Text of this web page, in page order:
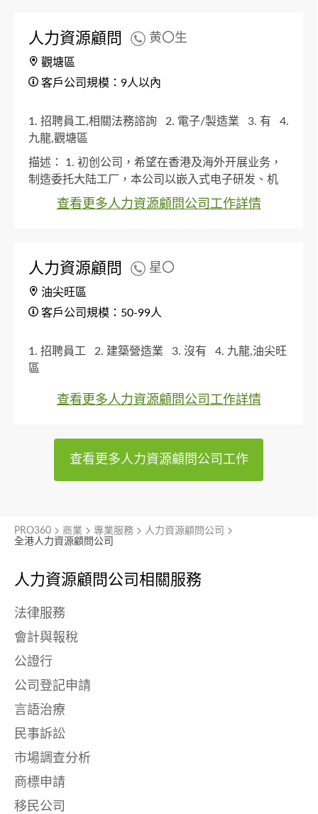
人力資源顧問 黄〇生
觀塘區
客戶公司規模：9人以內
1. 招聘員工,相關法務諮詢 2. 電子/製造業 3. 有
4.
九龍,觀塘區
描述： 1. 初创公司，希望在香港及海外开展业务，
制造委托大陆工厂，本公司以嵌入式电子研发、机
械设计、产品销售为主要业务。 2026年之前，研发
式。 2. 因为我是大陆移民，广东话不太好，希望有
查看更多人力資源顧問公司工作詳情
人力資源顧問 星〇
油尖旺區
客戶公司規模：50-99人
1. 招聘員工 2. 建築營造業 3. 沒有
4. 九龍,油尖旺
區
查看更多人力資源顧問公司工作詳情
查看更多人力資源顧問公司工作
人力資源顧問公司相關服務
法律服務
會計與報稅
公證行
公司登記申請
言語治療
民事訴訟
市場調查分析
商標申請
移民公司
PRO360 商業 專業服務
人力資源顧問公司
全港人力資源顧問公司